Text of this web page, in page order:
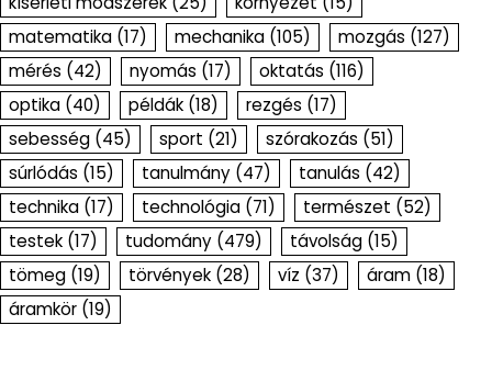
matematika (17) mechanika (105) mozgás (127)
mérés (42) nyomás (17) oktatás (116)
optika (40) példák (18) rezgés (17)
sebesség (45) sport (21) szórakozás (51)
súrlódás (15) tanulmány (47) tanulás (42)
technika (17) technológia (71) természet (52)
testek (17) tudomány (479) távolság (15)
tömeg (19) törvények (28) víz (37) áram (18)
áramkör (19)